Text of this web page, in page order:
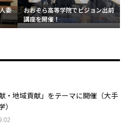
委
おおぞら高等学院でビジョン出前
講座を開催！
・地域貢献」をテーマに開催（大手